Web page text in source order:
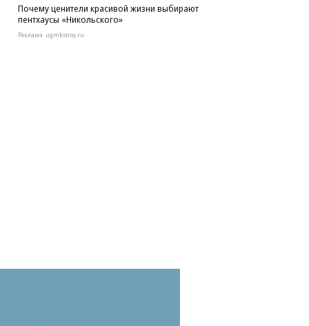
Почему ценители красивой жизни выбирают
пентхаусы «Никольского»
Реклама. ugmkstroy.ru